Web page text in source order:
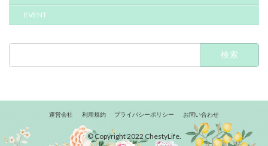
EVENT
検
運営会社 利用規約 プライバシーポリシー お問い合わせ
© Copyright 2022 ChestyLife.